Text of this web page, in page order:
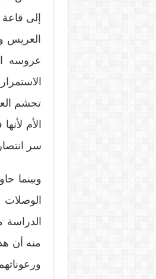
إلى
العريس
عروسه
تجشم
الأم
سر
وبينما
منه أن